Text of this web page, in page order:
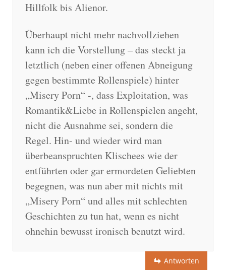
Hillfolk bis Alienor.
Überhaupt nicht mehr nachvollziehen
kann ich die Vorstellung – das steckt ja
letztlich (neben einer offenen Abneigung
gegen bestimmte Rollenspiele) hinter
„Misery Porn“ -, dass Exploitation, was
Romantik&Liebe in Rollenspielen angeht,
nicht die Ausnahme sei, sondern die
Regel. Hin- und wieder wird man
überbeanspruchten Klischees wie der
entführten oder gar ermordeten Geliebten
begegnen, was nun aber mit nichts mit
„Misery Porn“ und alles mit schlechten
Geschichten zu tun hat, wenn es nicht
ohnehin bewusst ironisch benutzt wird.
Antworten